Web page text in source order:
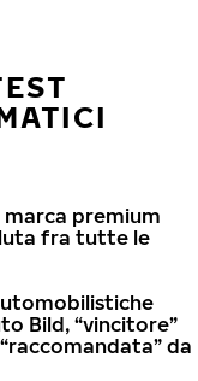
premium
fra tutte le
Bild, “vincitore”
da